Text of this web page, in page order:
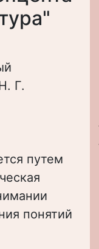
Г.
путем
понятий